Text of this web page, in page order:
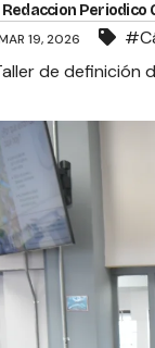
Redaccion Periodico
19, 2026
de definición